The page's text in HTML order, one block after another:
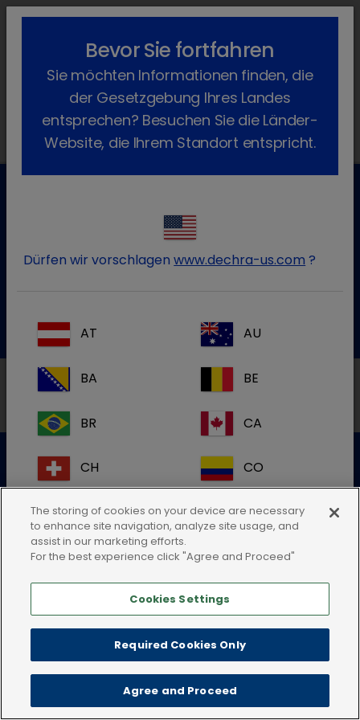
lock_outline search menu
Verschreibungspflichtig
Locatim
Kundenservice für Tierarztpraxen
Kontaktieren Sie unseren Kundenservice.
Tel.:+49 7525 / 2050
Cookie-Richtlinie
Impressum
Bevor Sie fortfahren
Sie möchten Informationen finden, die
der Gesetzgebung Ihres Landes
entsprechen? Besuchen Sie die Länder-
Website, die Ihrem Standort entspricht.
Dürfen wir vorschlagenwww.dechra-us.com ?
AT AU
BA BE
BR CA
CH CO
CR DK
ES FI
IE
The storing of cookies on your device are necessary
to enhance site navigation, analyze site usage, and
assist in our marketing efforts.
For the best experience click "Agree and Proceed"
Cookies Settings
Required Cookies Only
Agree and Proceed